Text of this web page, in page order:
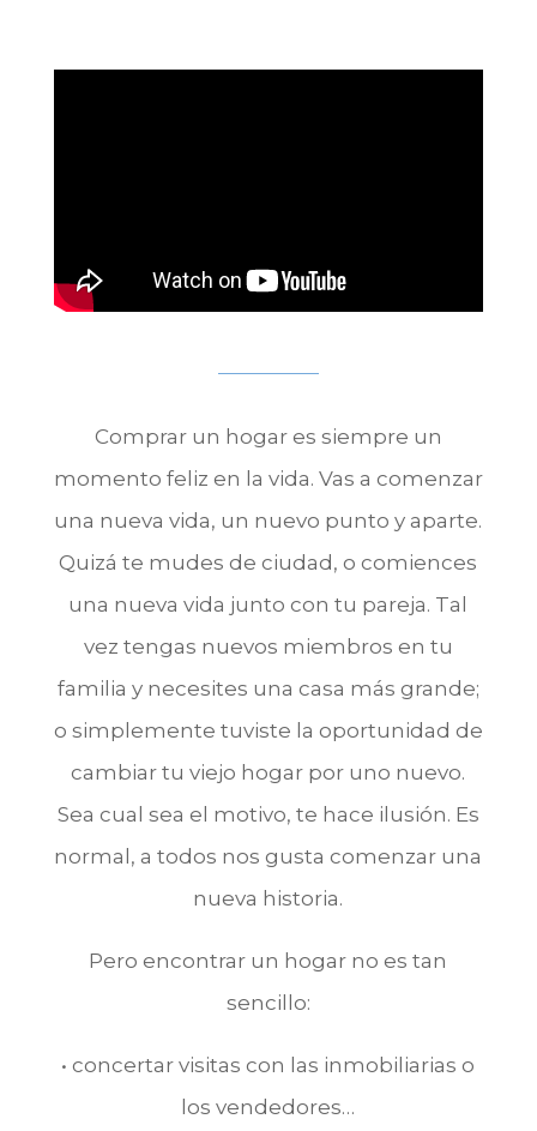
Comprar un hogar es siempre un
momento feliz en la vida. Vas a comenzar
una nueva vida, un nuevo punto y aparte.
Quizá te mudes de ciudad, o comiences
una nueva vida junto con tu pareja. Tal
vez tengas nuevos miembros en tu
familia y necesites una casa más grande;
o simplemente tuviste la oportunidad de
cambiar tu viejo hogar por uno nuevo.
Sea cual sea el motivo, te hace ilusión. Es
normal, a todos nos gusta comenzar una
nueva historia.
Pero encontrar un hogar no es tan
sencillo:
• concertar visitas con las inmobiliarias o
los vendedores…